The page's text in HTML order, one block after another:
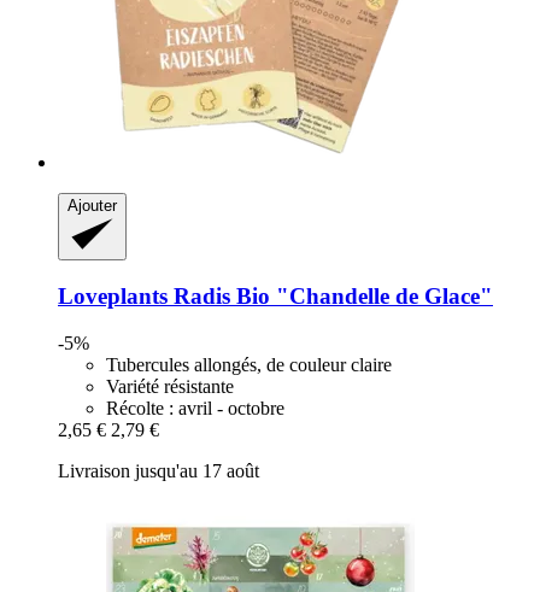
Ajouter
Loveplants Radis Bio "Chandelle de Glace"
-5%
Tubercules allongés, de couleur claire
Variété résistante
Récolte : avril - octobre
2,65 € 2,79 €
Livraison jusqu'au 17 août